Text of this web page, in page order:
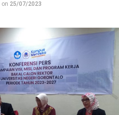
on 25/07/2023